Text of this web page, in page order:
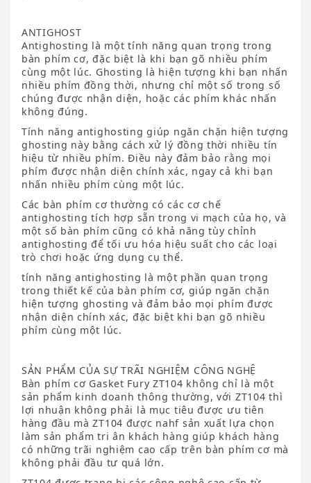
ANTIGHOST
Antighosting là một tính năng quan trọng trong
bàn phím cơ, đặc biệt là khi bạn gõ nhiều phím
cùng một lúc. Ghosting là hiện tượng khi bạn nhấn
nhiều phím đồng thời, nhưng chỉ một số trong số
chúng được nhận diện, hoặc các phím khác nhấn
không đúng.
Tính năng antighosting giúp ngăn chặn hiện tượng
ghosting này bằng cách xử lý đồng thời nhiều tín
hiệu từ nhiều phím. Điều này đảm bảo rằng mọi
phím được nhận diện chính xác, ngay cả khi bạn
nhấn nhiều phím cùng một lúc.
Các bàn phím cơ thường có các cơ chế
antighosting tích hợp sẵn trong vi mạch của họ, và
một số bàn phím cũng có khả năng tùy chỉnh
antighosting để tối ưu hóa hiệu suất cho các loại
trò chơi hoặc ứng dụng cụ thể.
tính năng antighosting là một phần quan trọng
trong thiết kế của bàn phím cơ, giúp ngăn chặn
hiện tượng ghosting và đảm bảo mọi phím được
nhận diện chính xác, đặc biệt khi bạn gõ nhiều
phím cùng một lúc.
SẢN PHẨM CỦA SỰ TRÃI NGHIỆM CÔNG NGHỆ
Bàn phím cơ Gasket Fury ZT104 không chỉ là một
sản phẩm kinh doanh thông thường, với ZT104 thì
lợi nhuận không phải là mục tiêu được ưu tiên
hàng đầu mà ZT104 được nahf sản xuất lựa chọn
làm sản phẩm tri ân khách hàng giúp khách hàng
có những trãi nghiệm cao cấp trên bàn phím cơ mà
không phải đầu tư quá lớn.